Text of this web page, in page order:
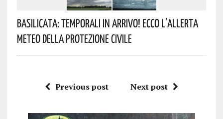
Basilicata: Temporali In Arrivo! Ecco L’allerta
Meteo Della Protezione Civile
Previous post Next post